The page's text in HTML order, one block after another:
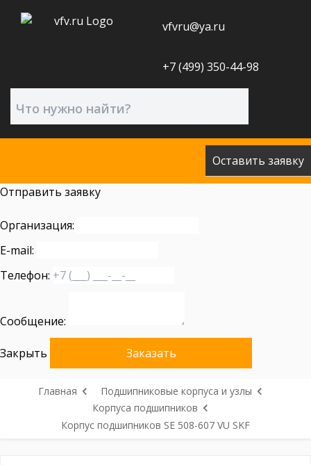
vfvru@ya.ru
+7 (499) 350-44-98
Оставить заявку
Отправить заявку
Организация:
E-mail:
Телефон:
Сообщение:
Закрыть Заказать
Главная
Подшипниковые корпуса и узлы
Корпуса подшипников
Корпус подшипников SE 508-607 VU SKF